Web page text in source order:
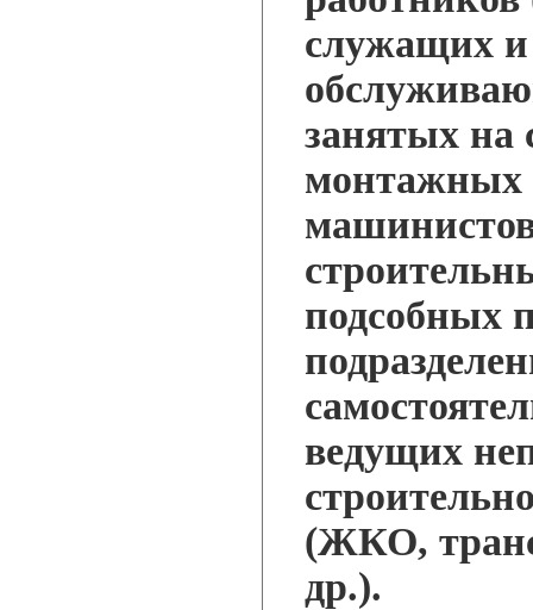
служащих
занятых на
монтажных
подсобных
ведущих
(ЖКО,
др.).